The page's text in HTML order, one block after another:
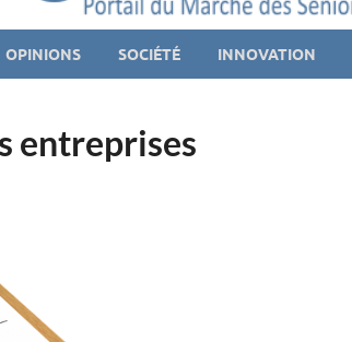
OPINIONS SOCIÉTÉ INNOVATION
entreprises